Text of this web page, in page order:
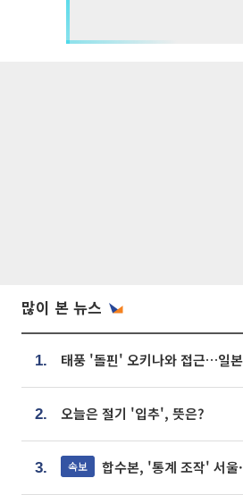
많이 본 뉴스
1.
2. 오늘은 절기 '입추', 뜻은?
3. 속보 합수본, '통계 조작' 서울·경기·충북